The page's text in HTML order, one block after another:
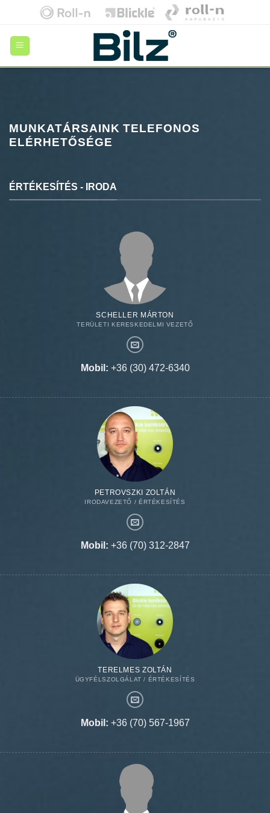
content
MUNKATÁRSAINK TELEFONOS
ELÉRHETŐSÉGE
ÉRTÉKESÍTÉS - IRODA
SCHELLER MÁRTON
TERÜLETI KERESKEDELMI VEZETŐ
Mobil: +36 (30) 472-6340
PETROVSZKI ZOLTÁN
IRODAVEZETŐ / ÉRTÉKESÍTÉS
Mobil: +36 (70) 312-2847
TERELMES ZOLTÁN
ÜGYFÉLSZOLGÁLAT / ÉRTÉKESÍTÉS
Mobil: +36 (70) 567-1967